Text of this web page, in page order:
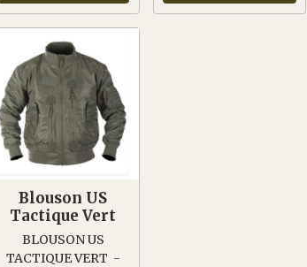
Blouson US
Tactique Vert
BLOUSON US
TACTIQUE VERT -